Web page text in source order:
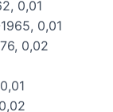
0,01
0,01
0,02